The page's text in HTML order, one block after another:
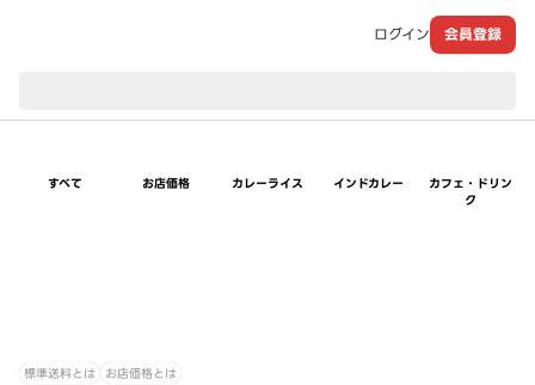
ログイン 会員登録
すべて お店価格 カレーライス インドカレー
カフェ・ドリン
ク
標準送料とは お店価格とは